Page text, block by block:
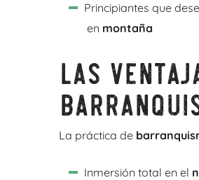
Principiantes que
en montaña
Las
La práctica de
Inmersión total en el